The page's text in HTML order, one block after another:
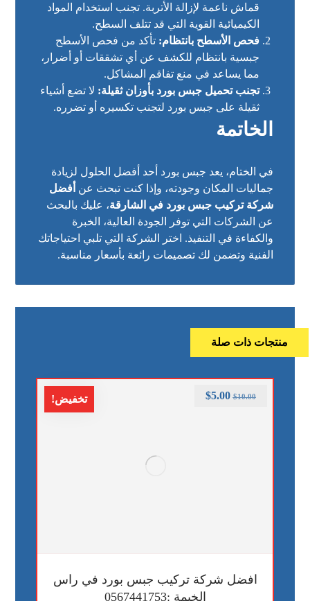
قماش ناعمة لإزالة الأتربة. تجنب استخدام المواد
الكيميائية القوية التي قد تتلف السطح.
فحص الأسطح بانتظام: تأكد من فحص الأسطح
جبسية بانتظام للكشف عن أي تشققات أو أضرار،
مما يساعد في منع تفاقم المشاكل.
تجنب تحميل جبس بورد بأوزان ثقيلة: لا تضع أشياء
ثقيلة على جبس بورد لتجنب تكسيره أو تضرره.
الخاتمة
في الختام، يعد جبس بورد أحد أفضل الحلول لزيادة
جماليات المكان وجودته، وإذا كنت تبحث عن أفضل
شركة تركيب جبس بورد في الشارقة، عليك بالبحث
عن الشركات التي توفر الجودة العالية، الخبرة
والكفاءة في التنفيذ. اختر الشركة التي تلبي احتياجاتك
الفنية وتضمن لك تصميمات رائعة بأسعار مناسبة.
منتجات ذات صلة
تخفيض!
افضل شركة تركيب جبس بورد في راس
الخيمة :0567441753
$10.00
$5.00